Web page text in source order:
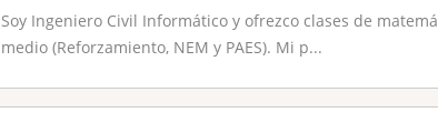
Soy Ingeniero Civil Informático y ofrezco clases de
medio (Reforzamiento, NEM y PAES). Mi p...